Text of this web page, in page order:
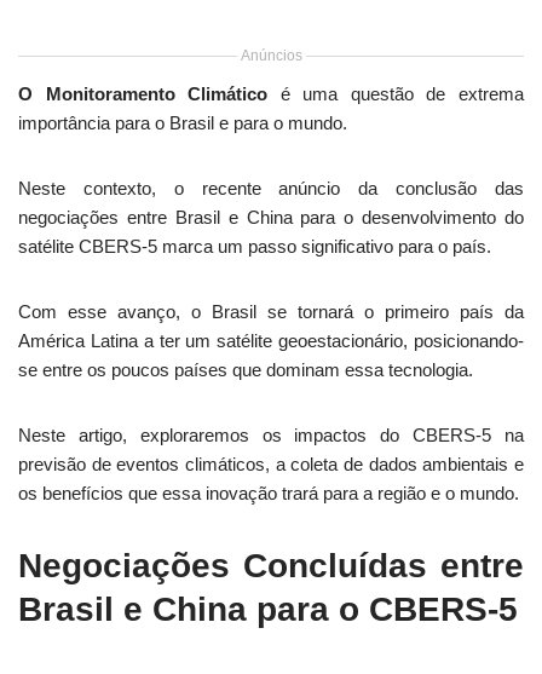
Anúncios
O Monitoramento Climático é uma questão de extrema
importância para o Brasil e para o mundo.
Neste contexto, o recente anúncio da conclusão das
negociações entre Brasil e China para o desenvolvimento do
satélite CBERS-5 marca um passo significativo para o país.
Com esse avanço, o Brasil se tornará o primeiro país da
América Latina a ter um satélite geoestacionário, posicionando-
se entre os poucos países que dominam essa tecnologia.
Neste artigo, exploraremos os impactos do CBERS-5 na
previsão de eventos climáticos, a coleta de dados ambientais e
os benefícios que essa inovação trará para a região e o mundo.
Negociações Concluídas entre
Brasil e China para o CBERS-5